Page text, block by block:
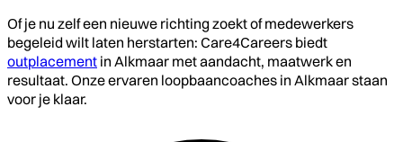
Of je nu zelf een nieuwe richting zoekt of medewerkers
begeleid wilt laten herstarten: Care4Careers biedt
outplacement in Alkmaar met aandacht, maatwerk en
resultaat. Onze ervaren loopbaancoaches in Alkmaar staan
voor je klaar.